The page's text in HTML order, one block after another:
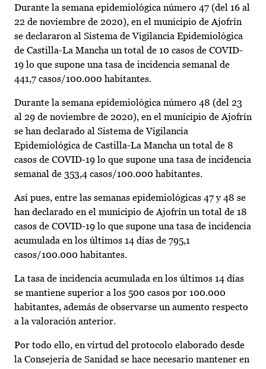
Durante la semana epidemiológica número 47 (del 16 al
22 de noviembre de 2020), en el municipio de Ajofrín
se declararon al Sistema de Vigilancia Epidemiológica
de Castilla-La Mancha un total de 10 casos de COVID-
19 lo que supone una tasa de incidencia semanal de
441,7 casos/100.000 habitantes.
Durante la semana epidemiológica número 48 (del 23
al 29 de noviembre de 2020), en el municipio de Ajofrín
se han declarado al Sistema de Vigilancia
Epidemiológica de Castilla-La Mancha un total de 8
casos de COVID-19 lo que supone una tasa de incidencia
semanal de 353,4 casos/100.000 habitantes.
Así pues, entre las semanas epidemiológicas 47 y 48 se
han declarado en el municipio de Ajofrín un total de 18
casos de COVID-19 lo que supone una tasa de incidencia
acumulada en los últimos 14 días de 795,1
casos/100.000 habitantes.
La tasa de incidencia acumulada en los últimos 14 días
se mantiene superior a los 500 casos por 100.000
habitantes, además de observarse un aumento respecto
a la valoración anterior.
Por todo ello, en virtud del protocolo elaborado desde
la Consejería de Sanidad se hace necesario mantener en